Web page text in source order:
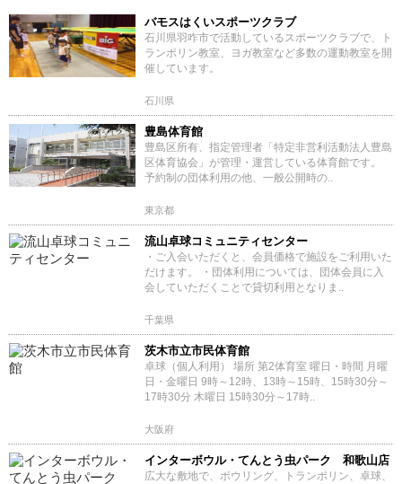
バモスはくいスポーツクラブ
石川県羽咋市で活動しているスポーツクラブで、ト
ランポリン教室、ヨガ教室など多数の運動教室を開
催しています。
石川県
豊島体育館
豊島区所有、指定管理者「特定非営利活動法人豊島
区体育協会」が管理・運営している体育館です。
予約制の団体利用の他、一般公開時の..
東京都
流山卓球コミュニティセンター
・ご入会いただくと、会員価格で施設をご利用いた
だけます。 ・団体利用については、団体会員に入
会していただくことで貸切利用となりま..
千葉県
茨木市立市民体育館
卓球（個人利用） 場所 第2体育室 曜日・時間 月曜
日・金曜日 9時～12時、13時～15時、15時30分～
17時30分 木曜日 15時30分～17時..
大阪府
インターボウル・てんとう虫パーク 和歌山店
広大な敷地で、ボウリング、トランポリン、卓球、